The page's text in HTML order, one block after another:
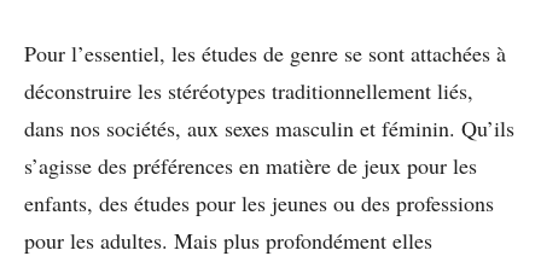
Pour l’essentiel, les études de genre se sont attachées à
déconstruire les stéréotypes traditionnellement liés,
dans nos sociétés, aux sexes masculin et féminin. Qu’ils
s’agisse des préférences en matière de jeux pour les
enfants, des études pour les jeunes ou des professions
pour les adultes. Mais plus profondément elles